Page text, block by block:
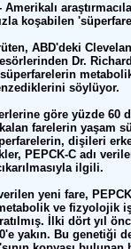
Amerikalı
koşabilen
ABD'deki
Dr.
söylüyor.
göre yüzde 60
farelerin yaşam
dişileri
PEPCK-C adı
ilgili.
yeni fare,
ve fizyolojik
İlki dört yıl
yakın. Bu genetiği